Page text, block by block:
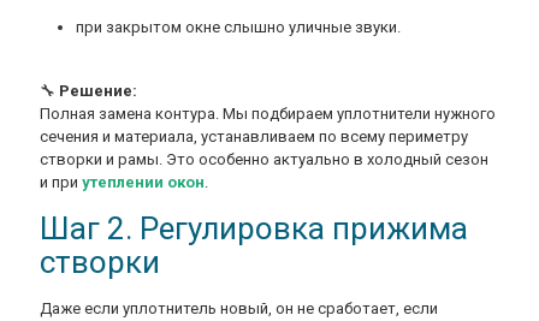
при закрытом окне слышно уличные звуки.
🔧 Решение:
Полная замена контура. Мы подбираем уплотнители нужного
сечения и материала, устанавливаем по всему периметру
створки и рамы. Это особенно актуально в холодный сезон
и при утеплении окон.
Шаг 2. Регулировка прижима
створки
Даже если уплотнитель новый, он не сработает, если